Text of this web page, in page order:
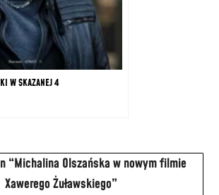
W SKAZANEJ 4
“Michalina Olszańska w nowym filmie
Xawerego Żuławskiego”